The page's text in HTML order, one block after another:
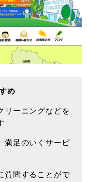
め
リーニングなどを
満足のいくサービ
質問することがで